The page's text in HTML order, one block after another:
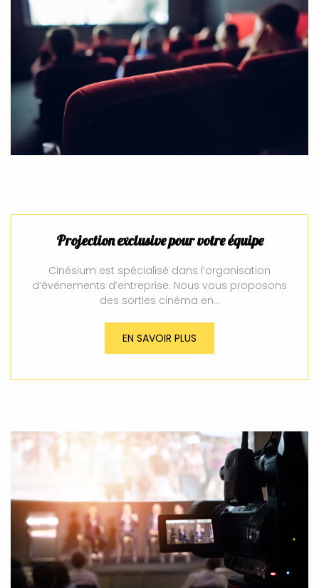
Projection exclusive pour votre équipe
Cinésium est spécialisé dans l’organisation
d’événements d’entreprise. Nous vous proposons
des sorties cinéma en…
EN SAVOIR PLUS